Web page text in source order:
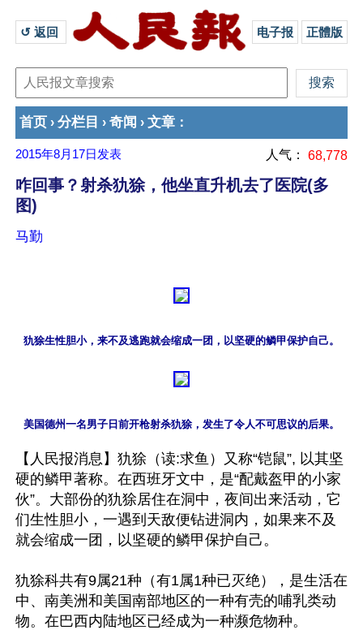
↺ 返回 电子报 正體版
首页 › 分栏目 › 奇闻 › 文章 ：
2015年8月17日 发表 人气： 68,778
咋回事？射杀犰狳，他坐直升机去了医院(多
图)
马勤
犰狳生性胆小，来不及逃跑就会缩成一团，以坚硬的鳞甲保护自己。
美国德州一名男子日前开枪射杀犰狳，发生了令人不可思议的后果。
【人民报消息】犰狳（读:求鱼）又称“铠鼠”, 以其坚
硬的鳞甲著称。在西班牙文中，是“配戴盔甲的小家
伙”。大部份的犰狳居住在洞中，夜间出来活动，它
们生性胆小，一遇到天敌便钻进洞内，如果来不及
就会缩成一团，以坚硬的鳞甲保护自己。
犰狳科共有9属21种（有1属1种已灭绝），是生活在
中、南美洲和美国南部地区的一种有壳的哺乳类动
物。在巴西内陆地区已经成为一种濒危物种。